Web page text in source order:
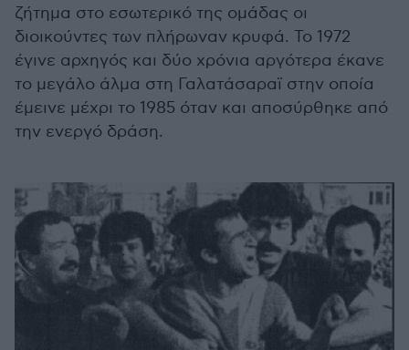
ζήτημα στο εσωτερικό της ομάδας οι
διοικούντες των πλήρωναν κρυφά. Το 1972
έγινε αρχηγός και δύο χρόνια αργότερα έκανε
το μεγάλο άλμα στη Γαλατάσαραϊ στην οποία
έμεινε μέχρι το 1985 όταν και αποσύρθηκε από
την ενεργό δράση.